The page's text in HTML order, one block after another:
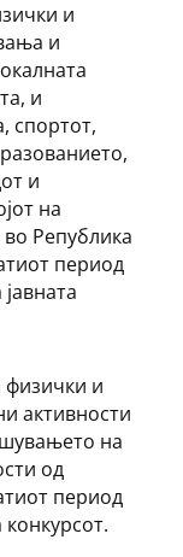
и
и
и
спортот,
и
на
Република
период
физички и
активности
на
од
период